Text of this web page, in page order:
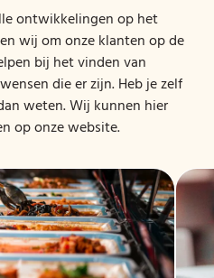
ontwikkelingen op het
wij om onze klanten op de
bij het vinden van
die er zijn. Heb je zelf
weten. Wij kunnen hier
op onze website.